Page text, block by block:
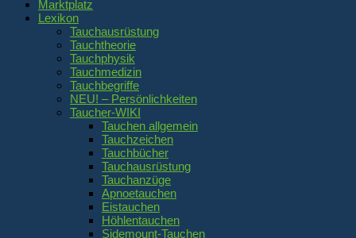
Marktplatz
Lexikon
Tauchausrüstung
Tauchtheorie
Tauchphysik
Tauchmedizin
Tauchbegriffe
NEU! – Persönlichkeiten
Taucher-WIKI
Tauchen allgemein
Tauchzeichen
Tauchbücher
Tauchausrüstung
Tauchanzüge
Apnoetauchen
Eistauchen
Höhlentauchen
Sidemount-Tauchen